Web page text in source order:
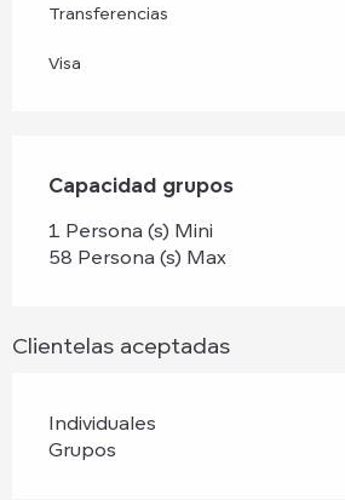
Transferencias
Visa
Capacidad grupos
Capacidad grupos
1 Persona (s) Mini
58 Persona (s) Max
Clientelas aceptadas
Individuales
Grupos